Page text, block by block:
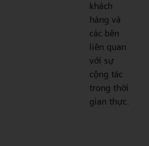
khách
hàng và
các bên
liên quan
với sự
cộng tác
trong thời
gian thực.